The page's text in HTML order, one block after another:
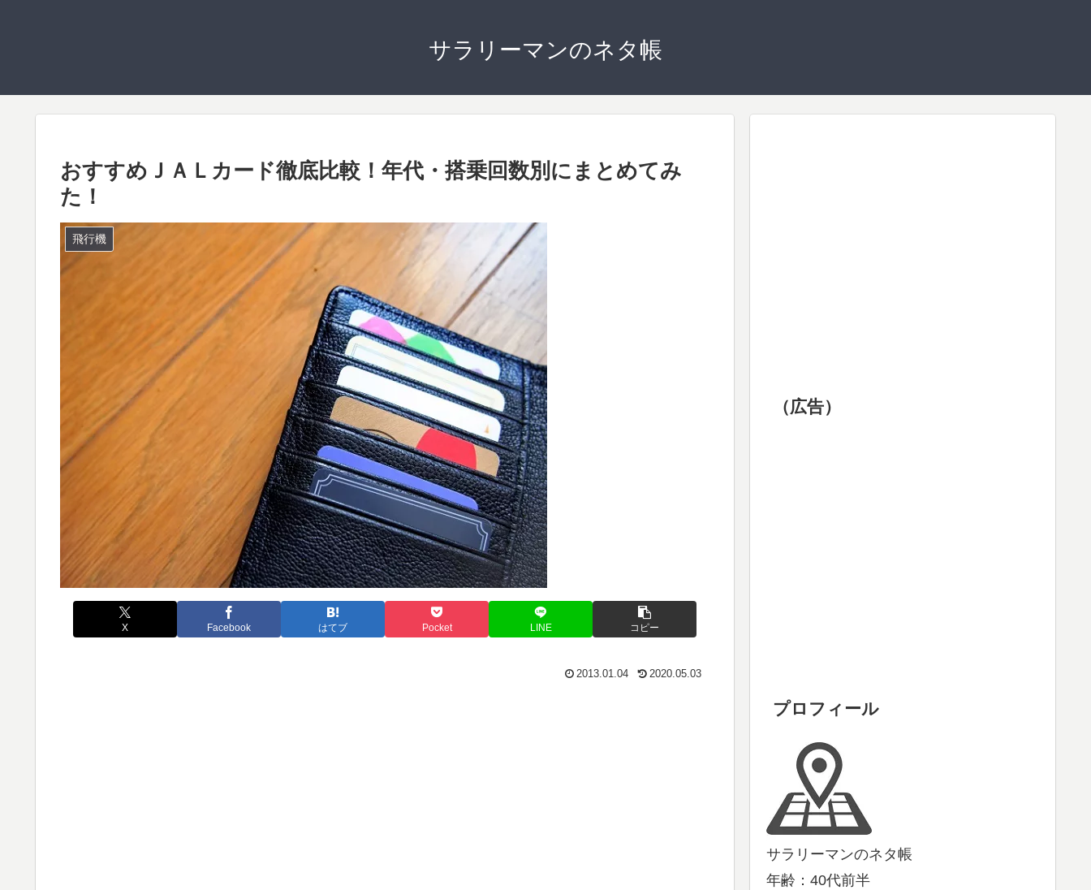
サラリーマンのネタ帳
おすすめＪＡＬカード徹底比較！年代・搭乗回数別にまとめてみ
た！
飛行機
X Facebook はてブ Pocket LINE コピー
2013.01.04 2020.05.03
（広告）
プロフィール
サラリーマンのネタ帳
年齢：40代前半